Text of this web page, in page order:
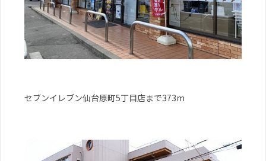
セブンイレブン仙台原町5丁目店まで373m